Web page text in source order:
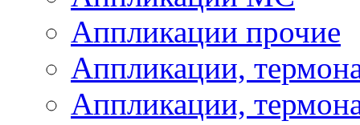
Аппликации прочие
Аппликации,
Аппликации,